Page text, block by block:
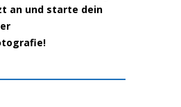
an und starte dein